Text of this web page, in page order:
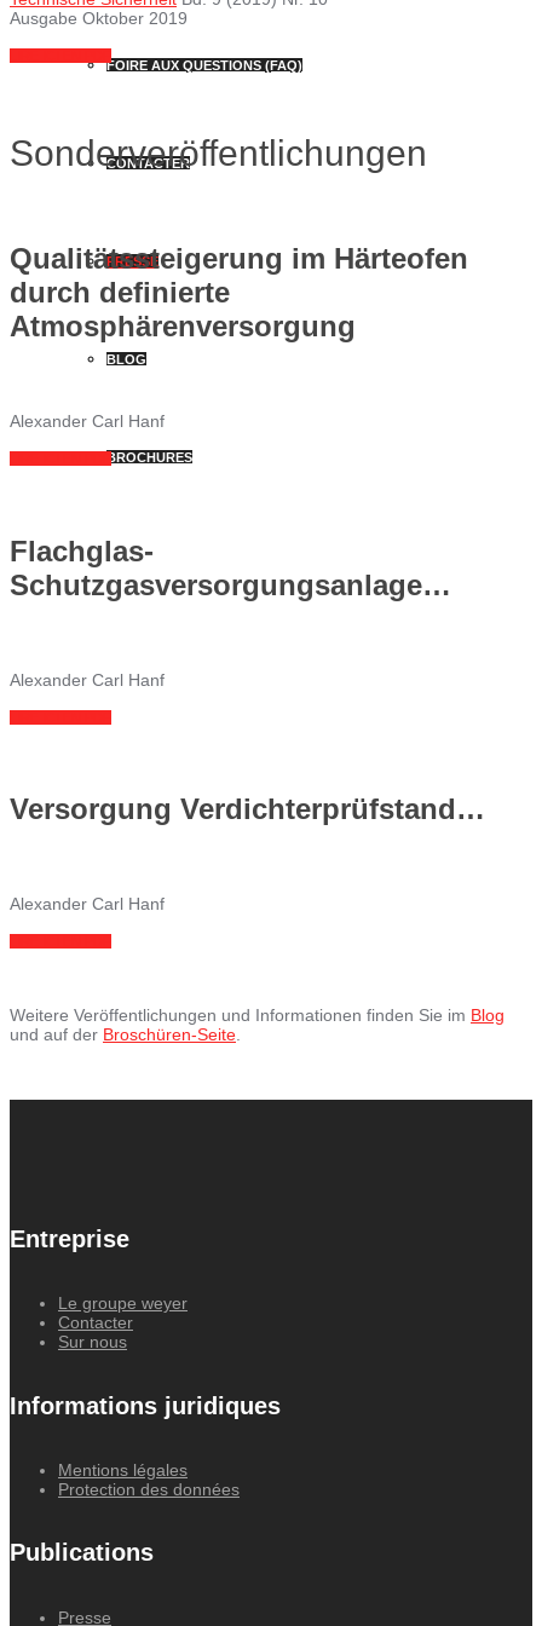
FOIRE AUX QUESTIONS (FAQ)
CONTACTER
PRESSE
BLOG
BROCHURES
Ausgabe Oktober 2019
Sonderveröffentlichungen
Qualitätssteigerung im Härteofen
durch definierte
Atmosphärenversorgung
Alexander Carl Hanf
Flachglas-
Schutzgasversorgungsanlage…
Alexander Carl Hanf
Versorgung Verdichterprüfstand…
Alexander Carl Hanf
Weitere Veröffentlichungen und Informationen finden Sie im Blog
und auf der Broschüren-Seite.
Entreprise
Le groupe weyer
Contacter
Sur nous
Informations juridiques
Mentions légales
Protection des données
Publications
Presse